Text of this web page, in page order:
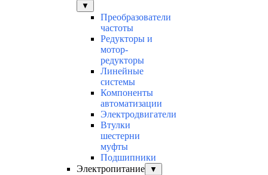
▼
Преобразователи
частоты
Редукторы и
мотор-
редукторы
Линейные
системы
Компоненты
автоматизации
Электродвигатели
Втулки
шестерни
муфты
Подшипники
Электропитание
▼